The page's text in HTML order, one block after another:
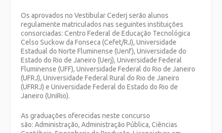
Os aprovados no Vestibular Cederj serão alunos
regulamente matriculados nas seguintes instituições
consorciadas: Centro Federal de Educação Tecnológica
Celso Suckow da Fonseca (Cefet/RJ), Universidade
Estadual do Norte Fluminense (Uenf), Universidade do
Estado do Rio de Janeiro (Uerj), Universidade Federal
Fluminense (UFF), Universidade Federal do Rio de Janeiro
(UFRJ), Universidade Federal Rural do Rio de Janeiro
(UFRRJ) e Universidade Federal do Estado do Rio de
Janeiro (UniRio).
As graduações oferecidas neste concurso
são: Administração, Administração Pública, Ciências